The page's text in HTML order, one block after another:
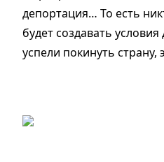
депортация… То есть
будет создавать
успели покинуть страну,